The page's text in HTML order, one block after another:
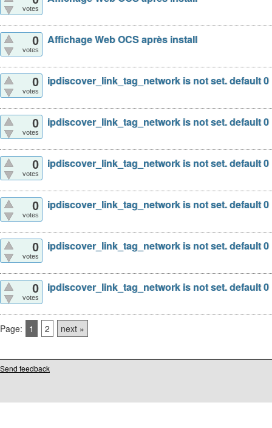
votes
0
votes
Affichage Web OCS après install
0
votes
ipdiscover_link_tag_network is not set. default 0
0
votes
ipdiscover_link_tag_network is not set. default 0
0
votes
ipdiscover_link_tag_network is not set. default 0
0
votes
ipdiscover_link_tag_network is not set. default 0
0
votes
ipdiscover_link_tag_network is not set. default 0
0
votes
ipdiscover_link_tag_network is not set. default 0
Page: 1 2 next »
Send feedback